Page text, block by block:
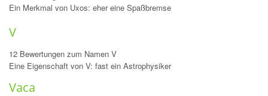
Ein Merkmal von Uxos: eher eine Spaßbremse
V
12 Bewertungen zum Namen V
Eine Eigenschaft von V: fast ein Astrophysiker
Vaca